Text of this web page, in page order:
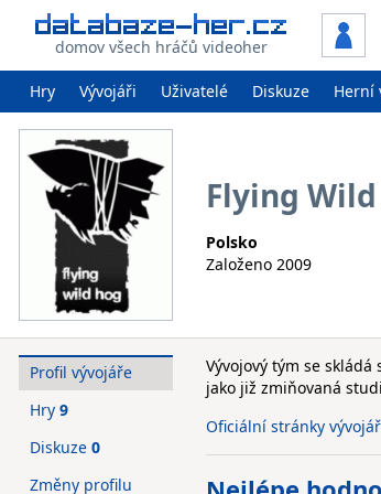
domov všech hráčů videoher
Hry Vývojáři Uživatelé Diskuze Herní
Flying
Polsko
Založeno 2009
Vývojový tým se
jako již zmiňovaná
Oficiální stránky
Profil vývojáře
Hry 9
Diskuze 0
Změny profilu